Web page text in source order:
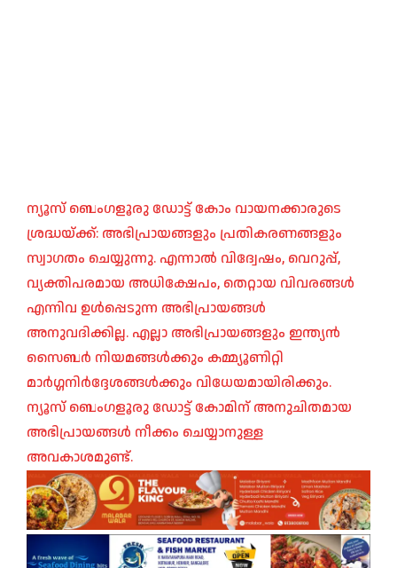
ന്യൂസ് ബെംഗളൂരു ഡോട്ട് കോം വായനക്കാരുടെ
ശ്രദ്ധയ്ക്ക്: അഭിപ്രായങ്ങളും പ്രതികരണങ്ങളും
സ്വാഗതം ചെയ്യുന്നു. എന്നാൽ വിദ്വേഷം, വെറുപ്പ്,
വ്യക്തിപരമായ അധിക്ഷേപം, തെറ്റായ വിവരങ്ങൾ
എന്നിവ ഉൾപ്പെടുന്ന അഭിപ്രായങ്ങൾ
അനുവദിക്കില്ല. എല്ലാ അഭിപ്രായങ്ങളും ഇന്ത്യൻ
സൈബർ നിയമങ്ങൾക്കും കമ്മ്യൂണിറ്റി
മാർഗ്ഗനിർദ്ദേശങ്ങൾക്കും വിധേയമായിരിക്കും.
ന്യൂസ് ബെംഗളൂരു ഡോട്ട് കോമിന് അനുചിതമായ
അഭിപ്രായങ്ങൾ നീക്കം ചെയ്യാനുള്ള
അവകാശമുണ്ട്.